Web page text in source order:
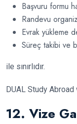
Başvuru formu
Randevu
Evrak yükleme
Süreç takibi ve
ile sınırlıdır.
DUAL Study
12. Vize